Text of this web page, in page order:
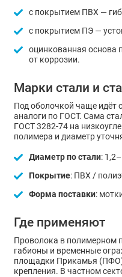
с покрытием ПВХ —
с покрытием ПЭ —
оцинкованная основа
от коррозии.
Марки стали и
Под оболочкой чаще идёт
аналоги по ГОСТ. Сама
ГОСТ 3282-74 на
полимера и диаметр
Диаметр по стали:
Покрытие: ПВХ /
Форма поставки:
Где применяют
Проволока в полимерном
габионы и временные
площадки Прикамья (ПФО)
крепления. В частном